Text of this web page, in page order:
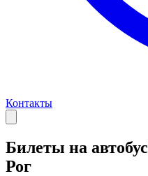
Контакты
Билеты на автобус
Рог